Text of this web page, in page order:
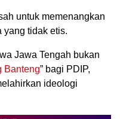
untuk memenangkan
yang tidak etis.
Jawa Tengah bukan
Banteng” bagi PDIP,
ideologi